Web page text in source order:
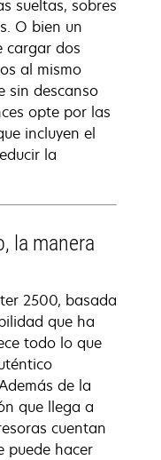
sueltas, sobres
O bien un
cargar dos
al mismo
sin descanso
opte por las
incluyen el
la
la manera
2500, basada
que ha
todo lo que
de la
que llega a
cuentan
puede hacer